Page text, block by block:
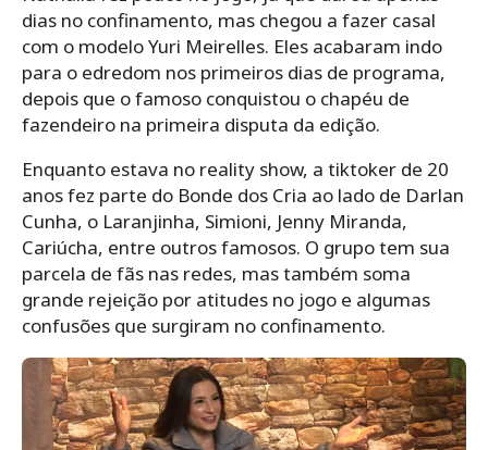
dias no confinamento, mas chegou a fazer casal
com o modelo Yuri Meirelles. Eles acabaram indo
para o edredom nos primeiros dias de programa,
depois que o famoso conquistou o chapéu de
fazendeiro na primeira disputa da edição.
Enquanto estava no reality show, a tiktoker de 20
anos fez parte do Bonde dos Cria ao lado de Darlan
Cunha, o Laranjinha, Simioni, Jenny Miranda,
Cariúcha, entre outros famosos. O grupo tem sua
parcela de fãs nas redes, mas também soma
grande rejeição por atitudes no jogo e algumas
confusões que surgiram no confinamento.